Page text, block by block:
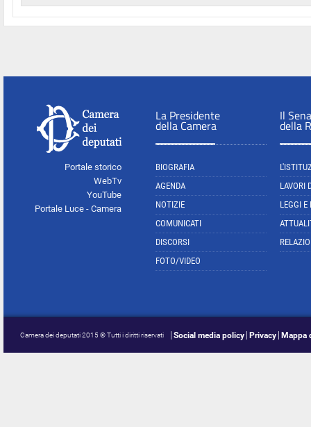
Portale storico
WebTv
YouTube
Portale Luce - Camera
La Presidente
della Camera
BIOGRAFIA
AGENDA
NOTIZIE
COMUNICATI
DISCORSI
FOTO/VIDEO
Il
della
LAVORI
LEGGI E
Camera dei deputati 2015 © Tutti i diritti riservati Social media policy Privacy Mappa